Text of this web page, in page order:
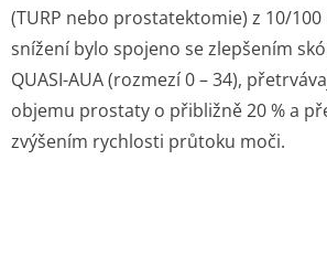
(TURP nebo prostatektomie) z 10/
snížení bylo spojeno se zlepšením
QUASI-AUA (rozmezí 0 – 34),
objemu prostaty o přibližně 20 % a
zvýšením rychlosti průtoku moči.